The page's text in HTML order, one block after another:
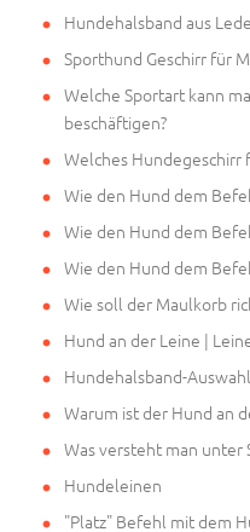
Hundehalsband aus
Sporthund Geschirr für
Welche Sportart kann
beschäftigen?
Welches Hundegeschirr
Wie den Hund dem
Wie den Hund dem
Wie den Hund dem
Wie soll der Maulkorb
Hund an der Leine |
Hundehalsband-
Warum ist der Hund an
Was versteht man unter
Hundeleinen
"Platz" Befehl mit dem